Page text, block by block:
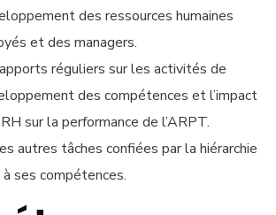
des ressources humaines
et des managers.
réguliers sur les activités de
des compétences et l’impact
sur la performance de l’ARPT.
autres tâches confiées par la hiérarchie
ses compétences.